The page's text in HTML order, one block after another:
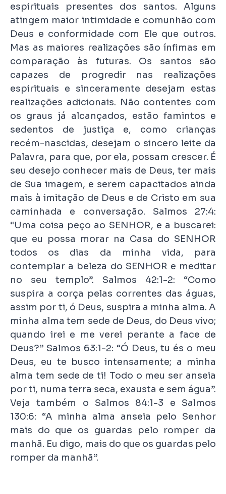
espirituais presentes dos santos. Alguns
atingem maior intimidade e comunhão com
Deus e conformidade com Ele que outros.
Mas as maiores realizações são ínfimas em
comparação às futuras. Os santos são
capazes de progredir nas realizações
espirituais e sinceramente desejam estas
realizações adicionais. Não contentes com
os graus já alcançados, estão famintos e
sedentos de justiça e, como crianças
recém-nascidas, desejam o sincero leite da
Palavra, para que, por ela, possam crescer. É
seu desejo conhecer mais de Deus, ter mais
de Sua imagem, e serem capacitados ainda
mais à imitação de Deus e de Cristo em sua
caminhada e conversação. Salmos 27:4:
“Uma coisa peço ao SENHOR, e a buscarei:
que eu possa morar na Casa do SENHOR
todos os dias da minha vida, para
contemplar a beleza do SENHOR e meditar
no seu templo”. Salmos 42:1-2: “Como
suspira a corça pelas correntes das águas,
assim por ti, ó Deus, suspira a minha alma. A
minha alma tem sede de Deus, do Deus vivo;
quando irei e me verei perante a face de
Deus?” Salmos 63:1-2: “Ó Deus, tu és o meu
Deus, eu te busco intensamente; a minha
alma tem sede de ti! Todo o meu ser anseia
por ti, numa terra seca, exausta e sem água”.
Veja também o Salmos 84:1-3 e Salmos
130:6: “A minha alma anseia pelo Senhor
mais do que os guardas pelo romper da
manhã. Eu digo, mais do que os guardas pelo
romper da manhã”.